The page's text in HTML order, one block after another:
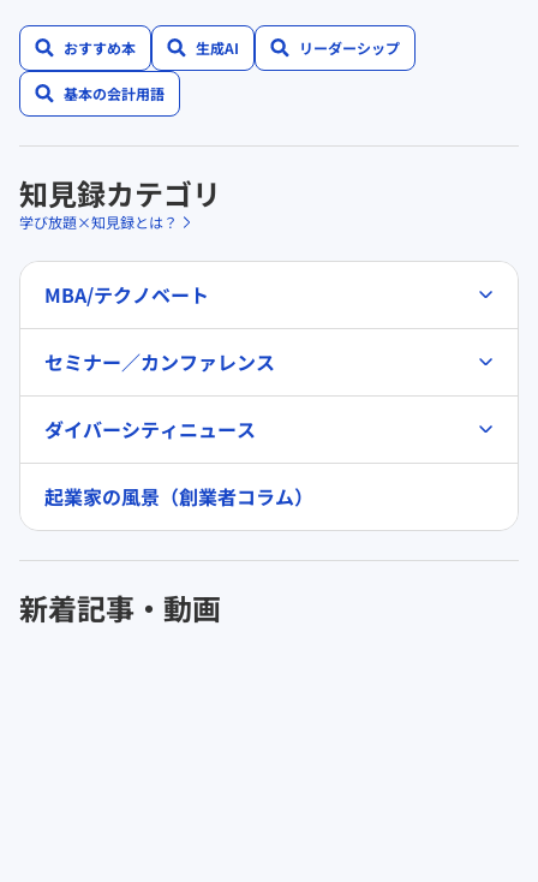
おすすめ本 生成AI リーダーシップ
基本の会計用語
知見録カテゴリ
学び放題×知見録とは？
MBA/テクノベート
セミナー／カンファレンス
ダイバーシティニュース
起業家の風景（創業者コラム）
新着記事・動画